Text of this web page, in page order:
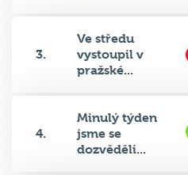
3.
Ve středu
vystoupil v
pražské...
4.
Minulý týden
jsme se
dozvěděli...